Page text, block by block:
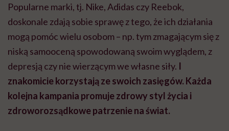
Popularne marki, tj. Nike, Adidas czy Reebok,
doskonale zdają sobie sprawę z tego, że ich działania
mogą pomóc wielu osobom – np. tym zmagającym się z
niską samooceną spowodowaną swoim wyglądem, z
depresją czy nie wierzącym we własne siły. I
znakomicie korzystają ze swoich zasięgów. Każda
kolejna kampania promuje zdrowy styl życia i
zdroworozsądkowe patrzenie na świat.